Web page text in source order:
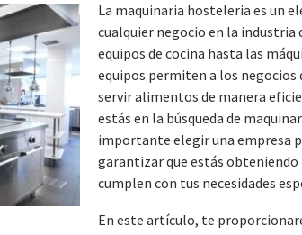
La maquinaria hosteleria es un
cualquier negocio en la industria
equipos de cocina hasta las
equipos permiten a los
servir alimentos de manera
estás en la búsqueda de
importante elegir una empresa
garantizar que estás obteniendo
cumplen con tus necesidades
En este artículo, te